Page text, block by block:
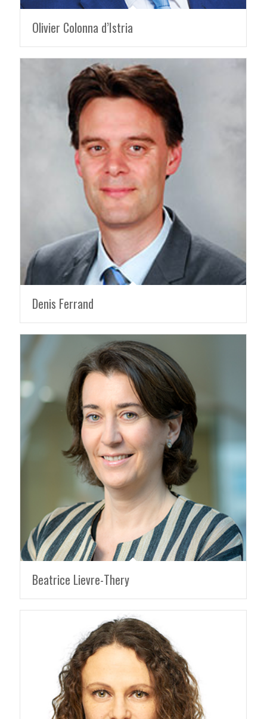
Olivier Colonna d’Istria
Denis Ferrand
Beatrice Lievre-Thery